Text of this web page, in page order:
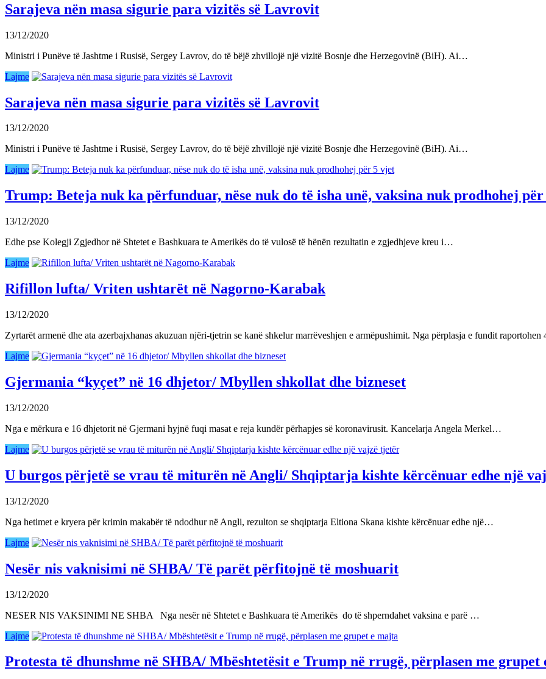
Sarajeva nën masa sigurie para vizitës së Lavrovit
13/12/2020
Ministri i Punëve të Jashtme i Rusisë, Sergey Lavrov, do të bëjë zhvillojë një vizitë Bosnje dhe Herzegovinë (BiH). Ai…
Lajme
Sarajeva nën masa sigurie para vizitës së Lavrovit
13/12/2020
Ministri i Punëve të Jashtme i Rusisë, Sergey Lavrov, do të bëjë zhvillojë një vizitë Bosnje dhe Herzegovinë (BiH). Ai…
Lajme
Trump: Beteja nuk ka përfunduar, nëse nuk do të isha unë, vaksina nuk prodhohej
13/12/2020
Edhe pse Kolegji Zgjedhor në Shtetet e Bashkuara te Amerikës do të vulosë të hënën rezultatin e zgjedhjeve kreu i…
Lajme
Rifillon lufta/ Vriten ushtarët në Nagorno-Karabak
13/12/2020
Zyrtarët armenë dhe ata azerbajxhanas akuzuan njëri-tjetrin se kanë shkelur marrëveshjen e armëpushimit. Nga përplasja e fundit
Lajme
Gjermania “kyçet” në 16 dhjetor/ Mbyllen shkollat dhe bizneset
13/12/2020
Nga e mërkura e 16 dhjetorit në Gjermani hyjnë fuqi masat e reja kundër përhapjes së koronavirusit. Kancelarja Angela Merkel…
Lajme
U burgos përjetë se vrau të miturën në Angli/ Shqiptarja kishte kërcënuar edhe një
13/12/2020
Nga hetimet e kryera për krimin makabër të ndodhur në Angli, rezulton se shqiptarja Eltiona Skana kishte kërcënuar edhe një…
Lajme
Nesër nis vaknisimi në SHBA/ Të parët përfitojnë të moshuarit
13/12/2020
NESER NIS VAKSINIMI NE SHBA Nga nesër në Shtetet e Bashkuara të Amerikës do të shperndahet vaksina e parë …
Lajme
Protesta të dhunshme në SHBA/ Mbështetësit e Trump në rrugë, përplasen me grupet